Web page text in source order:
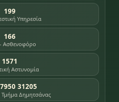
199
Υπηρεσία
166
Ασθενοφόρο
1571
Αστυνομία
31205
Τμήμα Δημητσάνας